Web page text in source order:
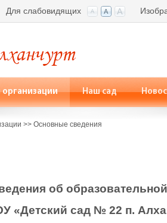
Для слабовидящих
организации Наш сад
>> Основные сведения
об
«Детский сад № 22 п.